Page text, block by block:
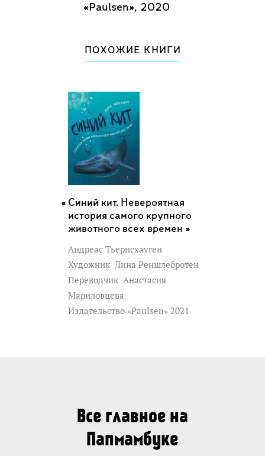
«Paulsen», 2020
ПОХОЖИЕ КНИГИ
Синий кит. Невероятная
история самого крупного
животного всех времен »
Андреас Тьернсхауген
Художник Лина Реншлебротен
Переводчик Анастасия
Мариловцева
Издательство «Paulsen» 2021
Все главное на
Папмамбуке